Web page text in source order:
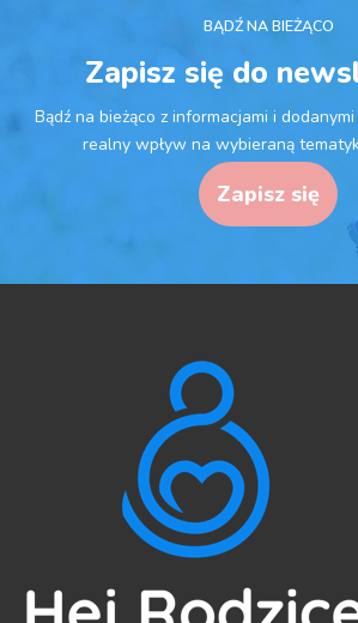
BĄDŹ NA BIEŻĄCO
Zapisz się do
Bądź na bieżąco z informacjami i
realny wpływ na wybieraną
Zapisz się